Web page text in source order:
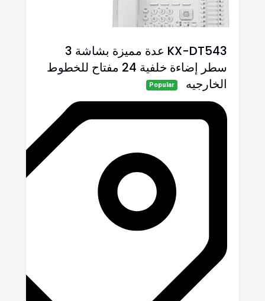
KX-DT543 عدة مميزة بشاشة 3
سطر إضاءة خلفية 24 مفتاح للخطوط
الخارجيه
Popular